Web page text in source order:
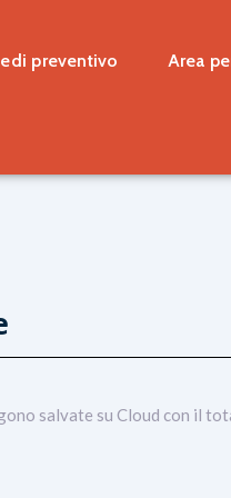
preventivo Area
salvate su Cloud con il